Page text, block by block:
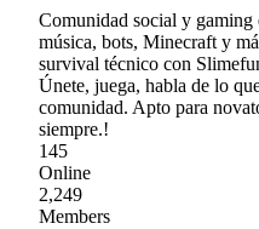
Comunidad social y gaming
música, bots, Minecraft y
survival técnico con
Únete, juega, habla de lo
comunidad. Apto para
siempre.!
145
Online
2,249
Members